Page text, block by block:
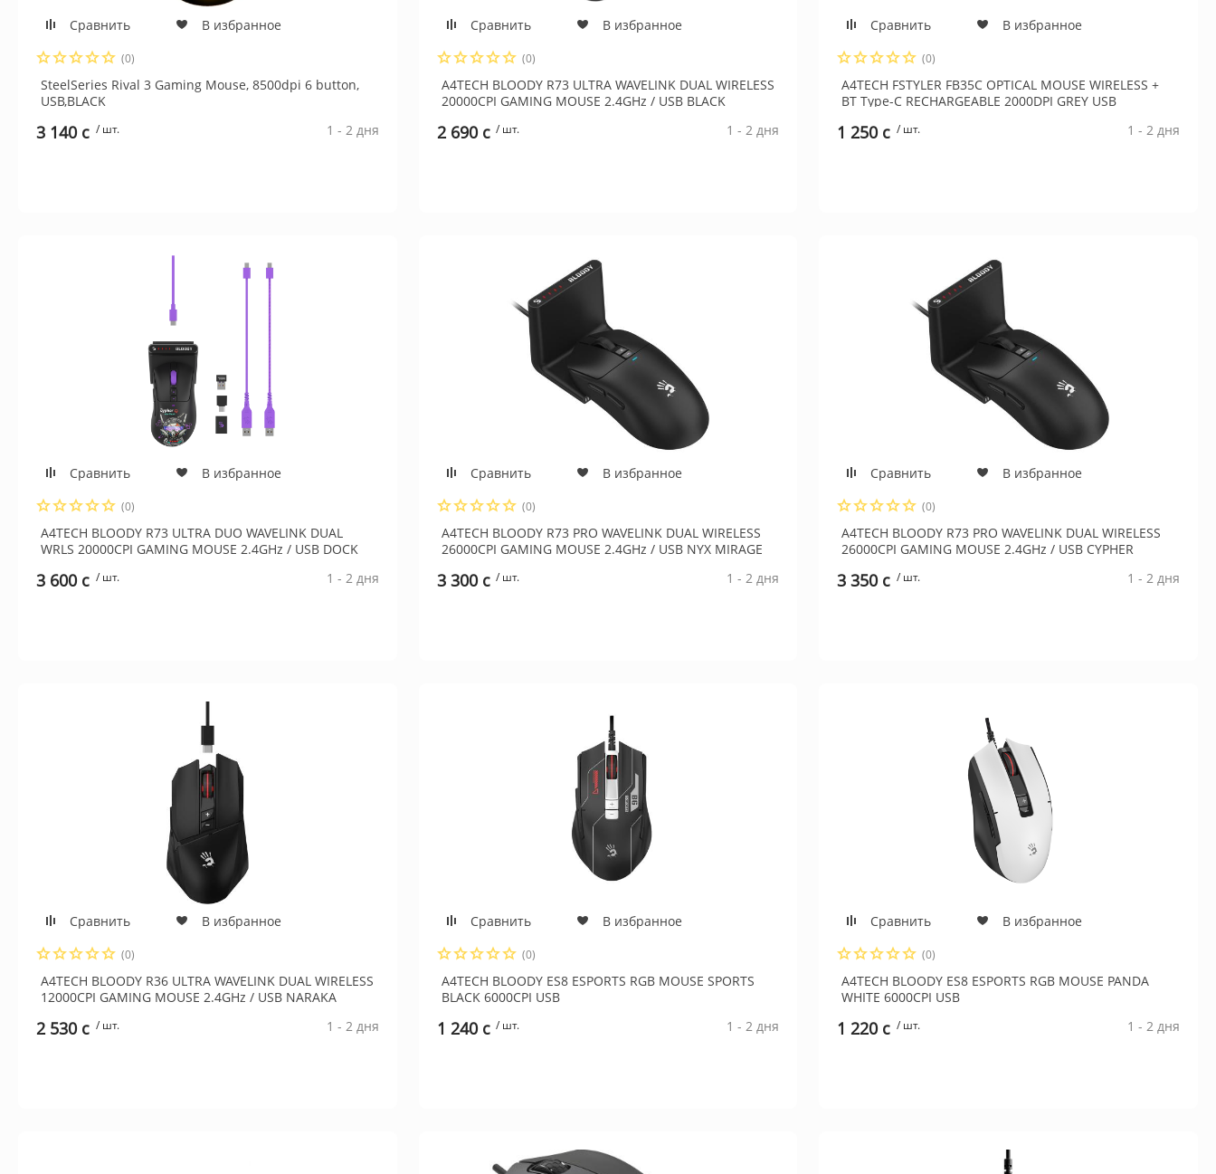
Сравнить В избранное
(0)
SteelSeries Rival 3 Gaming Mouse, 8500dpi 6 button,
USB,BLACK
3 140 c / шт. 1 - 2 дня
Сравнить В избранное
(0)
A4TECH BLOODY R73 ULTRA WAVELINK DUAL WIRELESS
20000CPI GAMING MOUSE 2.4GHz / USB BLACK
2 690 c / шт. 1 - 2 дня
Сравнить В избранное
(0)
A4TECH FSTYLER FB35C OPTICAL MOUSE WIRELESS +
BT Type-C RECHARGEABLE 2000DPI GREY USB
1 250 c / шт. 1 - 2 дня
Сравнить В избранное
(0)
A4TECH BLOODY R73 ULTRA DUO WAVELINK DUAL
WRLS 20000CPI GAMING MOUSE 2.4GHz / USB DOCK
3 600 c / шт. 1 - 2 дня
Сравнить В избранное
(0)
A4TECH BLOODY R73 PRO WAVELINK DUAL WIRELESS
26000CPI GAMING MOUSE 2.4GHz / USB NYX MIRAGE
3 300 c / шт. 1 - 2 дня
Сравнить В избранное
(0)
A4TECH BLOODY R73 PRO WAVELINK DUAL WIRELESS
26000CPI GAMING MOUSE 2.4GHz / USB CYPHER
3 350 c / шт. 1 - 2 дня
Сравнить В избранное
(0)
A4TECH BLOODY R36 ULTRA WAVELINK DUAL WIRELESS
12000CPI GAMING MOUSE 2.4GHz / USB NARAKA
2 530 c / шт. 1 - 2 дня
Сравнить В избранное
(0)
A4TECH BLOODY ES8 ESPORTS RGB MOUSE SPORTS
BLACK 6000CPI USB
1 240 c / шт. 1 - 2 дня
Сравнить В избранное
(0)
A4TECH BLOODY ES8 ESPORTS RGB MOUSE PANDA
WHITE 6000CPI USB
1 220 c / шт. 1 - 2 дня